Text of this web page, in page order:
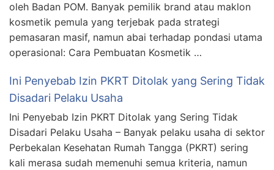
oleh Badan POM. Banyak pemilik brand atau maklon
kosmetik pemula yang terjebak pada strategi
pemasaran masif, namun abai terhadap pondasi utama
operasional: Cara Pembuatan Kosmetik …
Ini Penyebab Izin PKRT Ditolak yang Sering Tidak
Disadari Pelaku Usaha
Ini Penyebab Izin PKRT Ditolak yang Sering Tidak
Disadari Pelaku Usaha – Banyak pelaku usaha di sektor
Perbekalan Kesehatan Rumah Tangga (PKRT) sering
kali merasa sudah memenuhi semua kriteria, namun